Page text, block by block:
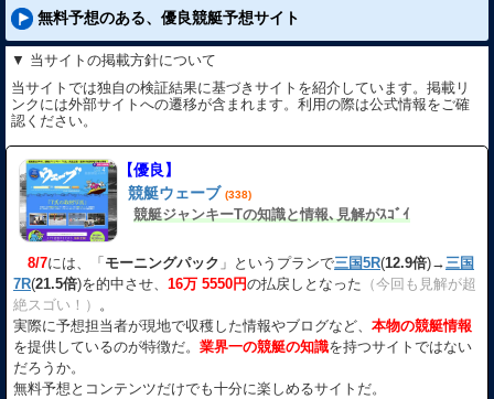
無料予想のある、優良競艇予想サイト
▼ 当サイトの掲載方針について
当サイトでは独自の検証結果に基づきサイトを紹介しています。掲載リ
ンクには外部サイトへの遷移が含まれます。利用の際は公式情報をご確
認ください。
【優良】
競艇ウェーブ (338)
競艇ジャンキーTの知識と情報､見解がｽｺﾞｲ
8/7には、「 モーニングパック 」というプランで三国5R(12.9倍)→三国
7R(21.5倍)を的中させ、 16万 5550円の払戻しとなった （今回も見解が超
絶スゴい！） 。
実際に予想担当者が現地で収穫した情報やブログなど、 本物の競艇情報
を提供しているのが特徴だ。 業界一の競艇の知識を持つサイトではない
だろうか。
無料予想とコンテンツだけでも十分に楽しめるサイトだ。